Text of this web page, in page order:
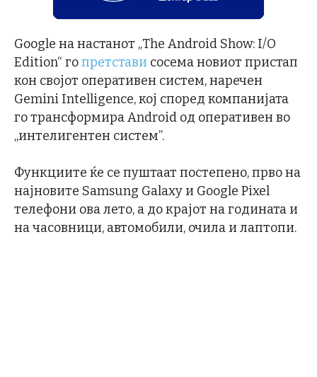
Google на настанот „The Android Show: I/O
Edition“ гопретстави сосема новиот пристап
кон својот оперативен систем, наречен
Gemini Intelligence, кој според компанијата
го трансформира Android од оперативен во
„интелигентен систем”.
Функциите ќе се пуштаат постепено, прво на
најновите Samsung Galaxy и Google Pixel
телефони ова лето, а до крајот на годината и
на часовници, автомобили, очила и лаптопи.